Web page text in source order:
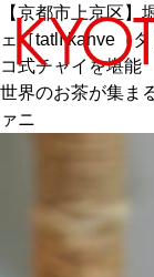
エリアか
地図から
カテゴリ
【京都市上京区
ェ［tatlı kahve（
コ式チャイを堪能
世界のお茶が集ま
ァニ